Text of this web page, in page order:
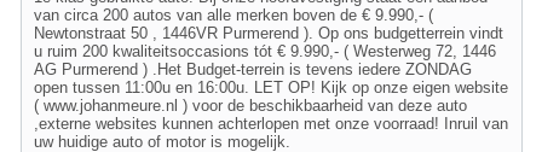
van circa 200 autos van alle merken boven de € 9.990,- (
Newtonstraat 50 , 1446VR Purmerend ). Op ons budgetterrein vindt
u ruim 200 kwaliteitsoccasions tót € 9.990,- ( Westerweg 72, 1446
AG Purmerend ) .Het Budget-terrein is tevens iedere ZONDAG
open tussen 11:00u en 16:00u. LET OP! Kijk op onze eigen website
( www.johanmeure.nl ) voor de beschikbaarheid van deze auto
,externe websites kunnen achterlopen met onze voorraad! Inruil van
uw huidige auto of motor is mogelijk.